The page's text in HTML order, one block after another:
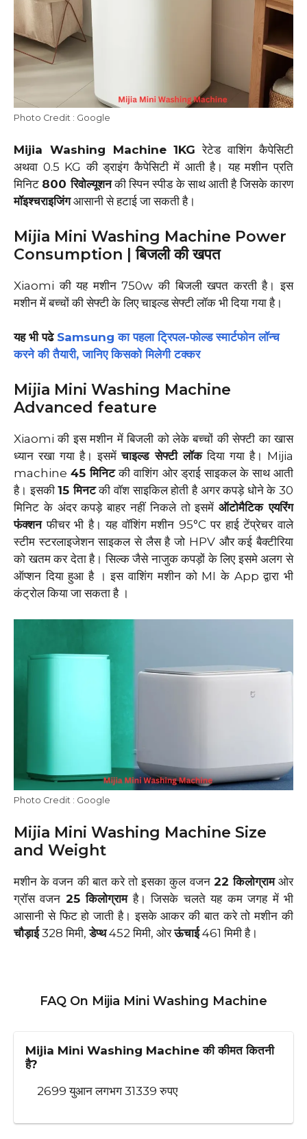
Photo Credit : Google
Mijia Washing Machine 1KG रेटेड वाशिंग कैपेसिटी
अथवा 0.5 KG की ड्राइंग कैपेसिटी में आती है। यह मशीन प्रति
मिनिट 800 रिवोल्यूशनकी स्पिन स्पीड के साथ आती है जिसके कारण
मॉइश्चराइजिंगआसानी से हटाई जा सकती है।
Mijia Mini Washing Machine Power
Consumption | बिजली की खपत
Xiaomi की यह मशीन 750w की बिजली खपत करती है। इस
मशीन में बच्चों की सेफ्टी के लिए चाइल्ड सेफ्टी लॉक भी दिया गया है।
यह भी पढे Samsung का पहला ट्रिपल-फोल्ड स्मार्टफोन लॉन्च
करने की तैयारी, जानिए किसको मिलेगी टक्कर
Mijia Mini Washing Machine
Advanced feature
Xiaomi की इस मशीन में बिजली को लेके बच्चों की सेफ्टी का खास
ध्यान रखा गया है। इसमेंचाइल्ड सेफ्टी लॉकदिया गया है। Mijia
machine45 मिनिटकी वाशिंग ओर ड्राई साइकल के साथ आती
है। इसकी15 मिनटकी वॉश साइकिल होती है अगर कपड़े धोने के 30
मिनिट के अंदर कपड़े बाहर नहीं निकले तो इसमेंऑटोमैटिक एयरिंग
फंक्शनफीचर भी है। यह वॉशिंग मशीन 95°C पर हाई टेंप्रेचर वाले
स्टीम स्टरलाइजेशन साइकल से लैस है जो HPV और कई बैक्टीरिया
को खतम कर देता है। सिल्क जैसे नाजुक कपड़ों के लिए इसमे अलग से
ऑप्शन दिया हुआ है । इस वाशिंग मशीन को MI के App द्वारा भी
कंट्रोल किया जा सकता है ।
Photo Credit : Google
Mijia Mini Washing Machine Size
and Weight
मशीन के वजन की बात करे तो इसका कुल वजन 22 किलोग्रामओर
ग्रॉस वजन 25 किलोग्रामहै। जिसके चलते यह कम जगह में भी
आसानी से फिट हो जाती है। इसके आकर की बात करे तो मशीन की
चौड़ाई328 मिमी,डेप्थ452 मिमी, ओरऊंचाई461 मिमी है।
FAQ On Mijia Mini Washing Machine
Mijia Mini Washing Machine की कीमत कितनी
है?
2699 युआन लगभग 31339 रुपए